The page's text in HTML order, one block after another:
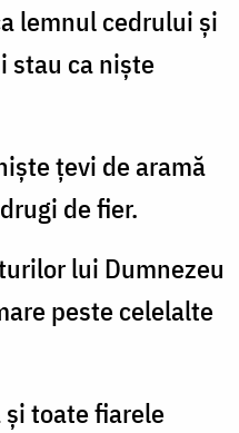
lemnul cedrului şi
stau ca nişte
ţevi de aramă
de fier.
lui Dumnezeu
peste celelalte
toate fiarele